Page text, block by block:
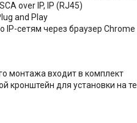
over IP, IP (RJ45)
and Play
IP-сетям через браузер
монтажа входит в комплект
кронштейн для установки на